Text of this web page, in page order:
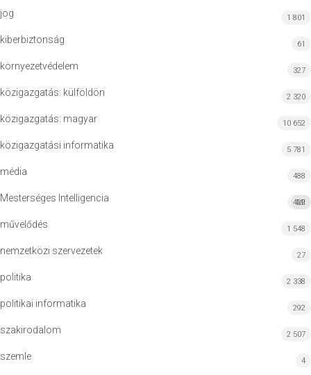
jog 1 801
kiberbiztonság 61
környezetvédelem 327
közigazgatás: külföldön 2 320
közigazgatás: magyar 10 652
közigazgatási informatika 5 781
média 488
Mesterséges Intelligencia MI
422
művelődés 1 548
nemzetközi szervezetek 27
politika 2 338
politikai informatika 292
szakirodalom 2 507
szemle 4